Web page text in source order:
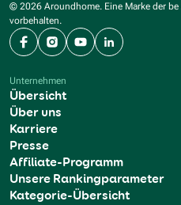
© 2026 Aroundhome. Eine Marke der
vorbehalten.
FacebookInstagram
YouTubeLinkedIn
Unternehmen
Übersicht
Über uns
Karriere
Presse
Affiliate-Programm
Unsere Rankingparameter
Kategorie-Übersicht